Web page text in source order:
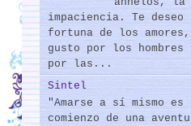
impaciencia. Te deseo
fortuna de los
gusto por los hombres
por las...
Sintel
"Amarse a sí mismo es
comienzo de una